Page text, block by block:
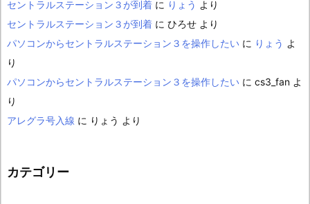
セントラルステーション３が到着 に りょう より
セントラルステーション３が到着 に ひろせ より
パソコンからセントラルステーション３を操作したい に りょう よ
り
パソコンからセントラルステーション３を操作したい に cs3_fan よ
り
アレグラ号入線 に りょう より
カテゴリー